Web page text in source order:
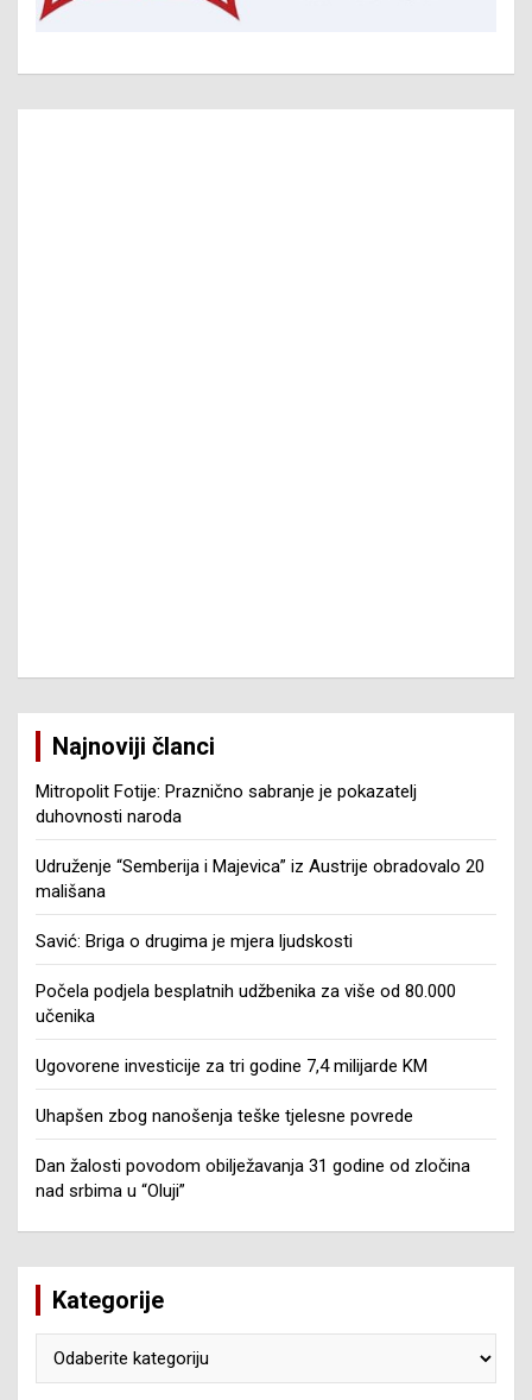
Najnoviji članci
Mitropolit Fotije: Praznično sabranje je pokazatelj
duhovnosti naroda
Udruženje “Semberija i Majevica” iz Austrije obradovalo 20
mališana
Savić: Briga o drugima je mjera ljudskosti
Počela podjela besplatnih udžbenika za više od 80.000
učenika
Ugovorene investicije za tri godine 7,4 milijarde KM
Uhapšen zbog nanošenja teške tjelesne povrede
Dan žalosti povodom obilježavanja 31 godine od zločina
nad srbima u “Oluji”
Kategorije